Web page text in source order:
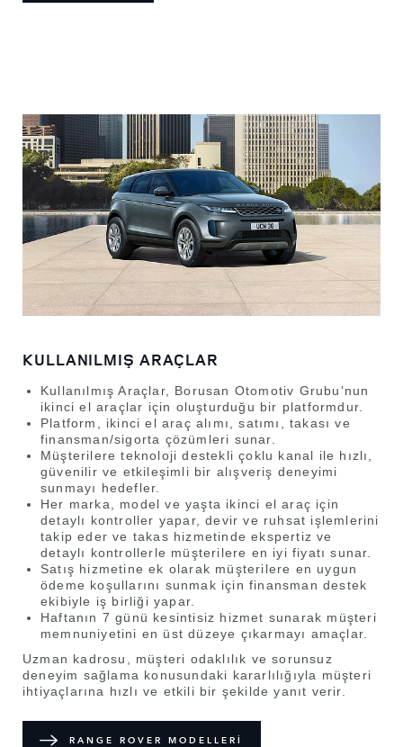
KULLANILMIŞ ARAÇLAR
Kullanılmış Araçlar, Borusan Otomotiv Grubu'nun
ikinci el araçlar için oluşturduğu bir platformdur.
Platform, ikinci el araç alımı, satımı, takası ve
finansman/sigorta çözümleri sunar.
Müşterilere teknoloji destekli çoklu kanal ile hızlı,
güvenilir ve etkileşimli bir alışveriş deneyimi
sunmayı hedefler.
Her marka, model ve yaşta ikinci el araç için
detaylı kontroller yapar, devir ve ruhsat işlemlerini
takip eder ve takas hizmetinde ekspertiz ve
detaylı kontrollerle müşterilere en iyi fiyatı sunar.
Satış hizmetine ek olarak müşterilere en uygun
ödeme koşullarını sunmak için finansman destek
ekibiyle iş birliği yapar.
Haftanın 7 günü kesintisiz hizmet sunarak müşteri
memnuniyetini en üst düzeye çıkarmayı amaçlar.
Uzman kadrosu, müşteri odaklılık ve sorunsuz
deneyim sağlama konusundaki kararlılığıyla müşteri
ihtiyaçlarına hızlı ve etkili bir şekilde yanıt verir.
RANGE ROVER MODELLERİ